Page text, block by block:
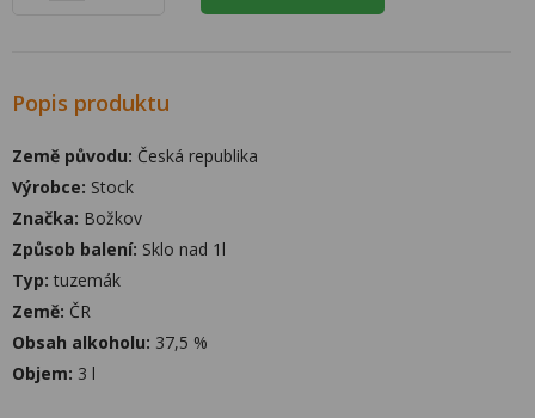
Popis produktu
Země původu: Česká republika
Výrobce: Stock
Značka: Božkov
Způsob balení: Sklo nad 1l
Typ: tuzemák
Země: ČR
Obsah alkoholu: 37,5 %
Objem: 3 l